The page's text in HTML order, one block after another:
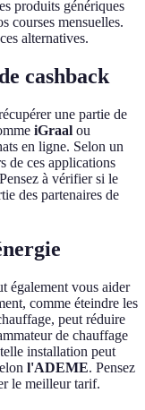
produits génériques
courses mensuelles.
alternatives.
cashback
une partie de
iGraal ou
en ligne. Selon un
de ces applications
à vérifier si le
des partenaires de
également vous aider
comme éteindre les
peut réduire
de chauffage
installation peut
l'ADEME. Pensez
le meilleur tarif.